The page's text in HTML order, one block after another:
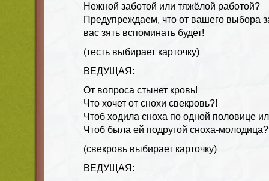
Нежной заботой или тяжёлой работой?
Предупреждаем, что от вашего выбора
вас зять вспоминать будет!
(тесть выбирает карточку)
ВЕДУЩАЯ:
От вопроса стынет кровь!
Что хочет от снохи свекровь?!
Чтоб ходила сноха по одной половице
Чтоб была ей подругой сноха-молодица?
(свекровь выбирает карточку)
ВЕДУЩАЯ: